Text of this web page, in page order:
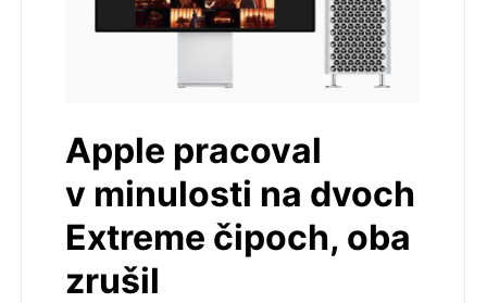
Apple pracoval
v minulosti na dvoch
Extreme čipoch, oba
zrušil